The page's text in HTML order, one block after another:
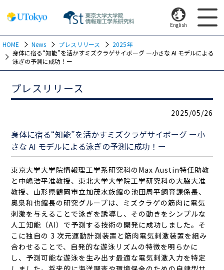
English
HOME News プレスリリース
2025年
身体に宿る“知能”を活かすミズクラゲサイボーグ ー小さな AI モデルによる
泳ぎの予測に成功！ー
プレスリリース
2025/05/26
身体に宿る“知能”を活かすミズクラゲサイボーグ ー小
さな AI モデルによる泳ぎの予測に成功！ー
東京大学大学院情報理工学系研究科のMax Austin特任助教
と中嶋浩平准教授、東北大学大学院工学研究科の大脇大准
教授、山形県鶴岡市立加茂水族館の池田周平飼育課係長、
奥泉和也館長の研究グループは、ミズクラゲの筋肉に電気
刺激を与えることで泳ぎを誘導し、その動きをシンプルな
人工知能（AI）で予測する技術の開発に成功しました。そ
こに独自の 3 次元運動計測装置と筋肉電気刺激装置を組み
合わせることで、自発的な遊泳リズムの特徴を明らかに
し、予測可能な遊泳を生み出す最適な電気刺激入力を特定